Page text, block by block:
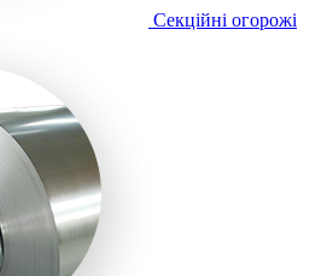
Секційні огорожі